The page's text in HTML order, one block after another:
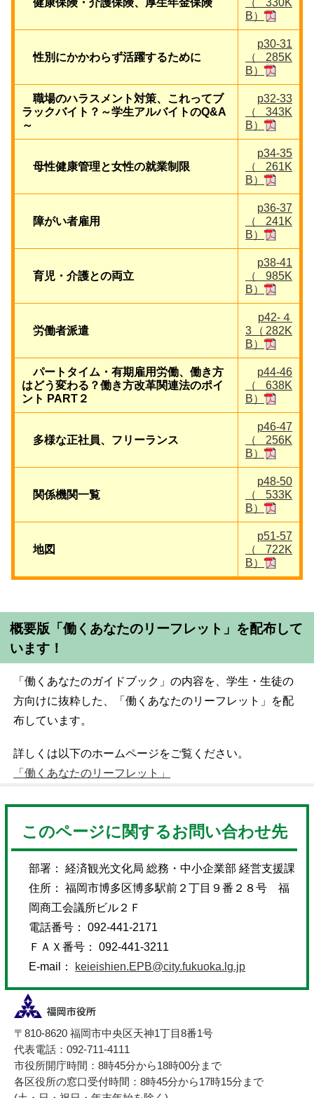
健康保険・介護保険、厚生年金保険
（330K
B）
性別にかかわらず活躍するために
p30-31
（285K
B）
職場のハラスメント対策、これってブ
ラックバイト？～学生アルバイトのQ&A
～
p32-33
（343K
B）
母性健康管理と女性の就業制限
p34-35
（261K
B）
障がい者雇用
p36-37
（241K
B）
育児・介護との両立
p38-41
（985K
B）
労働者派遣
p42-４
3（282K
B）
パートタイム・有期雇用労働、働き方
はどう変わる？働き方改革関連法のポイ
ント PART２
p44-46
（638K
B）
多様な正社員、フリーランス
p46-47
（256K
B）
関係機関一覧
p48-50
（533K
B）
地図
p51-57
（722K
B）
概要版「働くあなたのリーフレット」を配布して
います！
「働くあなたのガイドブック」の内容を、学生・生徒の
方向けに抜粋した、「働くあなたのリーフレット」を配
布しています。
詳しくは以下のホームページをご覧ください。
「働くあなたのリーフレット」
このページに関するお問い合わせ先
部署： 経済観光文化局 総務・中小企業部 経営支援課
住所： 福岡市博多区博多駅前２丁目９番２８号 福
岡商工会議所ビル２Ｆ
電話番号： 092-441-2171
ＦＡＸ番号： 092-441-3211
E-mail：
keieishien.EPB@city.fukuoka.lg.jp
〒810-8620 福岡市中央区天神1丁目8番1号
代表電話：092-711-4111
市役所開庁時間：8時45分から18時00分まで
各区役所の窓口受付時間：8時45分から17時15分まで